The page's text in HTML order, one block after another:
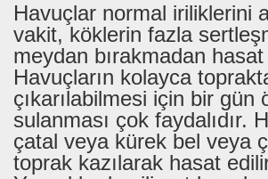
Havuçlar normal iriliklerini
vakit, köklerin fazla
meydan bırakmadan
Havuçların kolayca
çıkarılabilmesi için bir gün
sulanması çok faydalıdır.
çatal veya kürek bel veya
toprak kazılarak hasat